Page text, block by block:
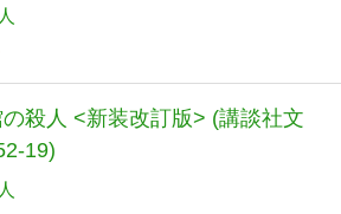
殺人 <新装改訂版> (講談社文
19)